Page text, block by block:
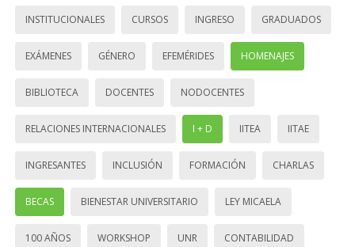
INSTITUCIONALES CURSOS INGRESO GRADUADOS
EXÁMENES GÉNERO EFEMÉRIDES HOMENAJES
BIBLIOTECA DOCENTES NODOCENTES
RELACIONES INTERNACIONALES I + D IITEA IITAE
INGRESANTES INCLUSIÓN FORMACIÓN CHARLAS
BECAS BIENESTAR UNIVERSITARIO LEY MICAELA
100 AÑOS WORKSHOP UNR CONTABILIDAD